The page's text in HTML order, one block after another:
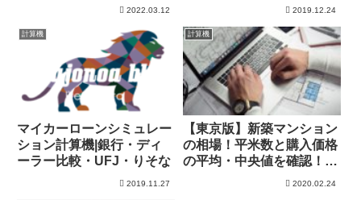
2022.03.12 2019.12.24
計算機
マイカーローンシミュレー
ション計算機|銀行・ディ
ーラー比較・UFJ・りそな
2019.11.27
計算機
【東京版】新築マンション
の相場！平米数と購入価格
の平均・中央値を確認！頭
2020.02.24